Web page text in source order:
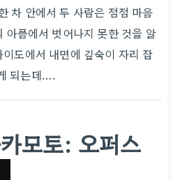
차 안에서 두 사람은 점점 마음
픔에서 벗어나지 못한 것을 알
도에서 내면에 깊숙이 자리 잡
되는데….
모토: 오퍼스